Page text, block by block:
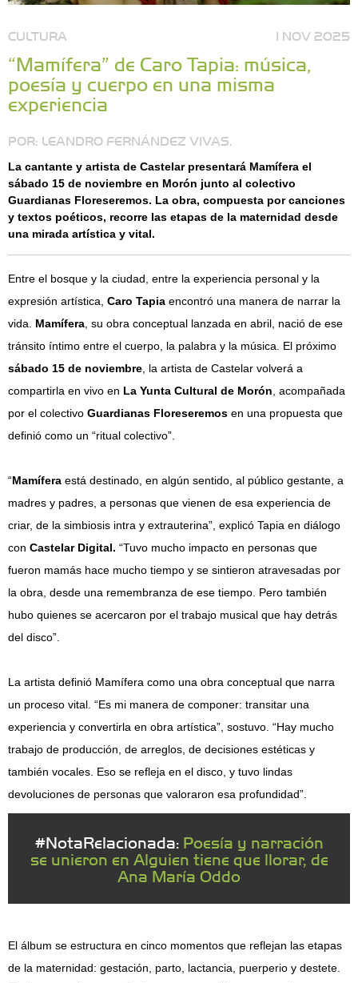
CULTURA 1 NOV 2025
“Mamífera” de Caro Tapia: música,
poesía y cuerpo en una misma
experiencia
POR: LEANDRO FERNÁNDEZ VIVAS.
La cantante y artista de Castelar presentará Mamífera el
sábado 15 de noviembre en Morón junto al colectivo
Guardianas Floreseremos. La obra, compuesta por canciones
y textos poéticos, recorre las etapas de la maternidad desde
una mirada artística y vital.
Entre el bosque y la ciudad, entre la experiencia personal y la
expresión artística, Caro Tapia encontró una manera de narrar la
vida. Mamífera , su obra conceptual lanzada en abril, nació de ese
tránsito íntimo entre el cuerpo, la palabra y la música. El próximo
sábado 15 de noviembre , la artista de Castelar volverá a
compartirla en vivo en La Yunta Cultural de Morón , acompañada
por el colectivo Guardianas Floreseremos en una propuesta que
definió como un “ritual colectivo”.
“Mamífera está destinado, en algún sentido, al público gestante, a
madres y padres, a personas que vienen de esa experiencia de
criar, de la simbiosis intra y extrauterina”, explicó Tapia en diálogo
con Castelar Digital. “Tuvo mucho impacto en personas que
fueron mamás hace mucho tiempo y se sintieron atravesadas por
la obra, desde una remembranza de ese tiempo. Pero también
hubo quienes se acercaron por el trabajo musical que hay detrás
del disco”.
La artista definió Mamífera como una obra conceptual que narra
un proceso vital. “Es mi manera de componer: transitar una
experiencia y convertirla en obra artística”, sostuvo. “Hay mucho
trabajo de producción, de arreglos, de decisiones estéticas y
también vocales. Eso se refleja en el disco, y tuvo lindas
devoluciones de personas que valoraron esa profundidad”.
#NotaRelacionada: Poesía y narración
se unieron en Alguien tiene que llorar, de
Ana María Oddo
El álbum se estructura en cinco momentos que reflejan las etapas
de la maternidad: gestación, parto, lactancia, puerperio y destete.